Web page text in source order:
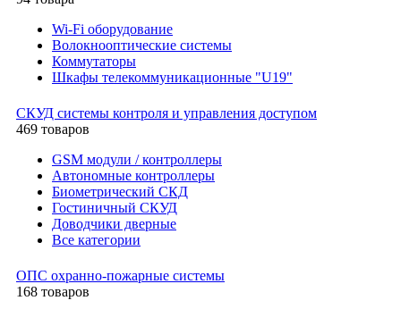
Wi-Fi оборудование
Волокнооптические системы
Коммутаторы
Шкафы телекоммуникационные "U19"
СКУД системы контроля и управления доступом
469 товаров
GSM модули / контроллеры
Автономные контроллеры
Биометрический СКД
Гостиничный СКУД
Доводчики дверные
Все категории
ОПС охранно-пожарные системы
168 товаров